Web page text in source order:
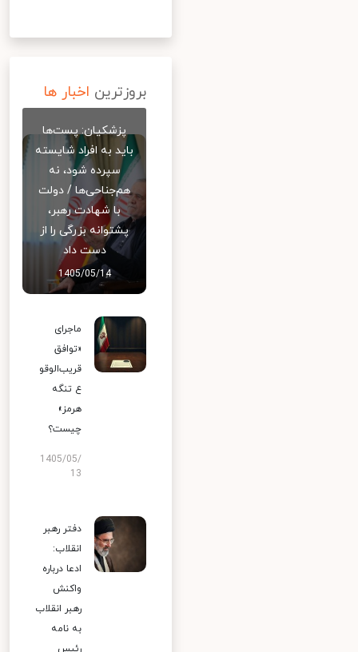
بروزترین اخبار ها
پزشکیان: پست‌ها
باید به افراد شایسته
سپرده شود، نه
هم‌جناحی‌ها / دولت
با شهادت رهبر،
پشتوانه بزرگی را از
دست داد
1405/05/14
ماجرای
«توافق
قریب‌الوقو
ع تنگه
هرمز»
چیست؟
1405/05/
13
دفتر رهبر
انقلاب:
ادعا درباره
واکنش
رهبر انقلاب
به نامه
رئیس